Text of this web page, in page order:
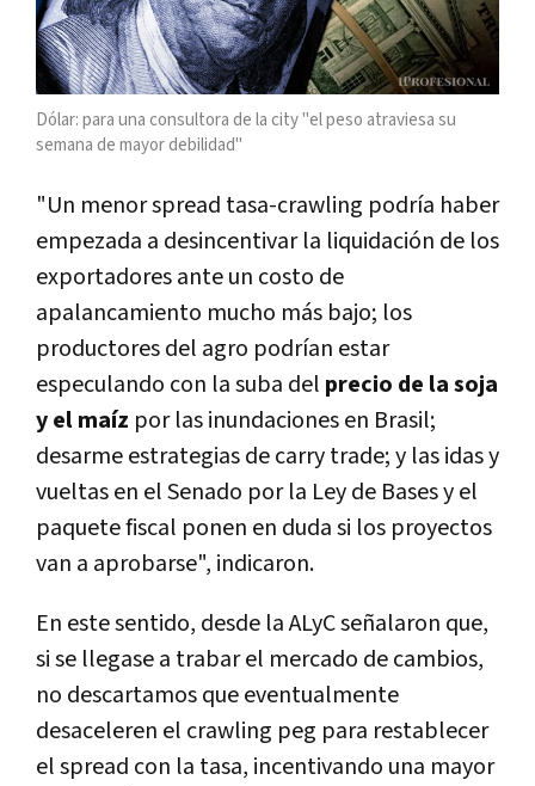
Dólar: para una consultora de la city "el peso atraviesa su
semana de mayor debilidad"
"Un menor spread tasa-crawling podría haber
empezada a desincentivar la liquidación de los
exportadores ante un costo de
apalancamiento mucho más bajo; los
productores del agro podrían estar
especulando con la suba del precio de la soja
y el maíz por las inundaciones en Brasil;
desarme estrategias de carry trade; y las idas y
vueltas en el Senado por la Ley de Bases y el
paquete fiscal ponen en duda si los proyectos
van a aprobarse", indicaron.
En este sentido, desde la ALyC señalaron que,
si se llegase a trabar el mercado de cambios,
no descartamos que eventualmente
desaceleren el crawling peg para restablecer
el spread con la tasa, incentivando una mayor